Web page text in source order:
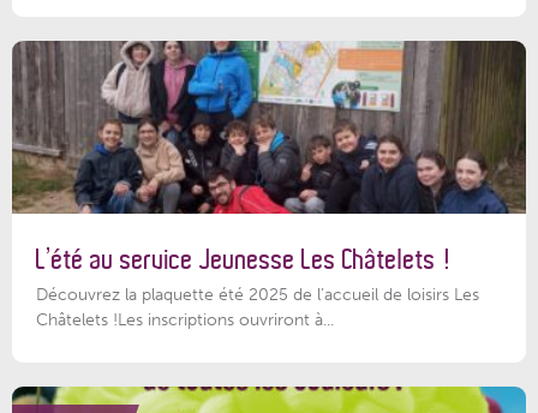
L’été au service Jeunesse Les Châtelets !
Découvrez la plaquette été 2025 de l’accueil de loisirs Les
Châtelets !Les inscriptions ouvriront à...